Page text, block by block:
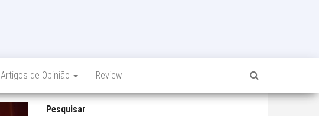
Artigos de Opinião Review
Pesquisar